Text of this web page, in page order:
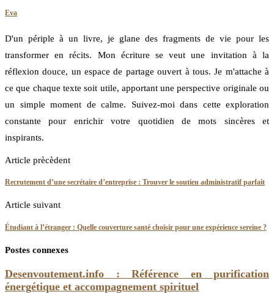
Eva
D'un périple à un livre, je glane des fragments de vie pour les
transformer en récits. Mon écriture se veut une invitation à la
réflexion douce, un espace de partage ouvert à tous. Je m'attache à
ce que chaque texte soit utile, apportant une perspective originale ou
un simple moment de calme. Suivez-moi dans cette exploration
constante pour enrichir votre quotidien de mots sincères et
inspirants.
Article prècèdent
Recrutement d’une secrétaire d’entreprise : Trouver le soutien administratif parfait
Article suivant
Étudiant à l’étranger : Quelle couverture santé choisir pour une expérience sereine ?
Postes connexes
Desenvoutement.info : Référence en purification
énergétique et accompagnement spirituel